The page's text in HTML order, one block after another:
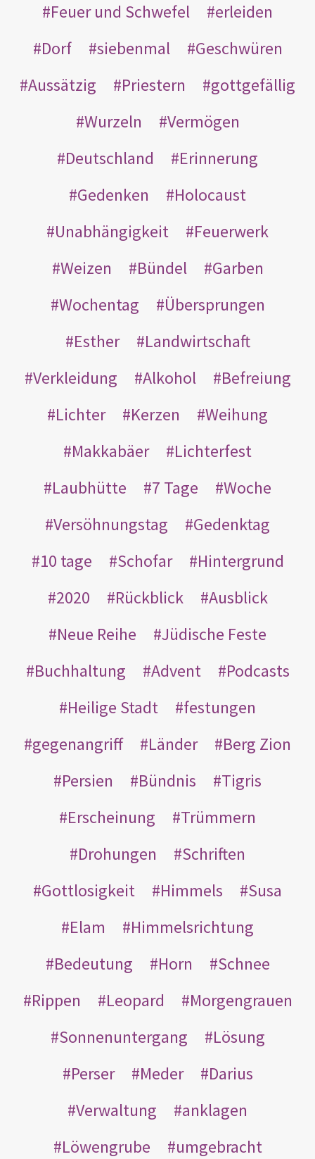
Feuer und Schwefel
erleiden
Dorf
siebenmal
Geschwüren
Aussätzig
Priestern
gottgefällig
Wurzeln
Vermögen
Deutschland
Erinnerung
Gedenken
Holocaust
Unabhängigkeit
Feuerwerk
Weizen
Bündel
Garben
Wochentag
Übersprungen
Esther
Landwirtschaft
Verkleidung
Alkohol
Befreiung
Lichter
Kerzen
Weihung
Makkabäer
Lichterfest
Laubhütte
7 Tage
Woche
Versöhnungstag
Gedenktag
10 tage
Schofar
Hintergrund
2020
Rückblick
Ausblick
Neue Reihe
Jüdische Feste
Buchhaltung
Advent
Podcasts
Heilige Stadt
festungen
gegenangriff
Länder
Berg Zion
Persien
Bündnis
Tigris
Erscheinung
Trümmern
Drohungen
Schriften
Gottlosigkeit
Himmels
Susa
Elam
Himmelsrichtung
Bedeutung
Horn
Schnee
Rippen
Leopard
Morgengrauen
Sonnenuntergang
Lösung
Perser
Meder
Darius
Verwaltung
anklagen
Löwengrube
umgebracht